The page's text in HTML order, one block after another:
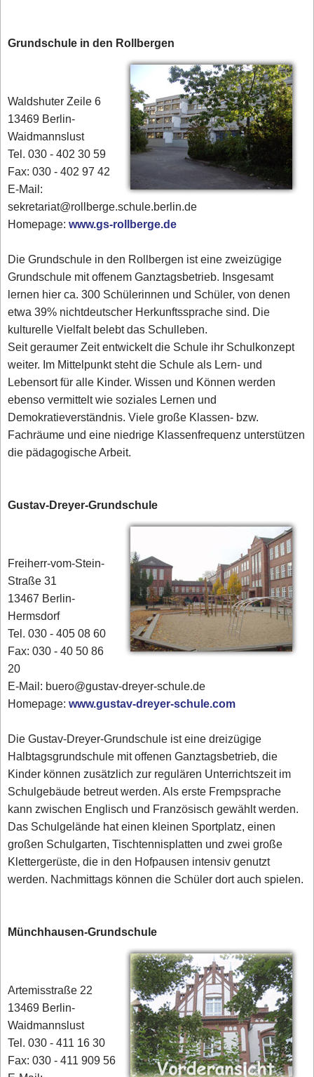
Grundschule in den Rollbergen
Waldshuter Zeile 6
13469 Berlin-
Waidmannslust
Tel. 030 - 402 30 59
Fax: 030 - 402 97 42
E-Mail:
sekretariat@rollberge.schule.berlin.de
Homepage:www.gs-rollberge.de
Die Grundschule in den Rollbergen ist eine zweizügige
Grundschule mit offenem Ganztagsbetrieb. Insgesamt
lernen hier ca. 300 Schülerinnen und Schüler, von denen
etwa 39% nichtdeutscher Herkunftssprache sind. Die
kulturelle Vielfalt belebt das Schulleben.
Seit geraumer Zeit entwickelt die Schule ihr Schulkonzept
weiter. Im Mittelpunkt steht die Schule als Lern- und
Lebensort für alle Kinder. Wissen und Können werden
ebenso vermittelt wie soziales Lernen und
Demokratieverständnis. Viele große Klassen- bzw.
Fachräume und eine niedrige Klassenfrequenz unterstützen
die pädagogische Arbeit.
Gustav-Dreyer-Grundschule
Freiherr-vom-Stein-
Straße 31
13467 Berlin-
Hermsdorf
Tel. 030 - 405 08 60
Fax: 030 - 40 50 86
20
E-Mail: buero@gustav-dreyer-schule.de
Homepage:www.gustav-dreyer-schule.com
Die Gustav-Dreyer-Grundschule ist eine dreizügige
Halbtagsgrundschule mit offenen Ganztagsbetrieb, die
Kinder können zusätzlich zur regulären Unterrichtszeit im
Schulgebäude betreut werden. Als erste Frempsprache
kann zwischen Englisch und Französisch gewählt werden.
Das Schulgelände hat einen kleinen Sportplatz, einen
großen Schulgarten, Tischtennisplatten und zwei große
Klettergerüste, die in den Hofpausen intensiv genutzt
werden. Nachmittags können die Schüler dort auch spielen.
Münchhausen-Grundschule
Artemisstraße 22
13469 Berlin-
Waidmannslust
Tel. 030 - 411 16 30
Fax: 030 - 411 909 56